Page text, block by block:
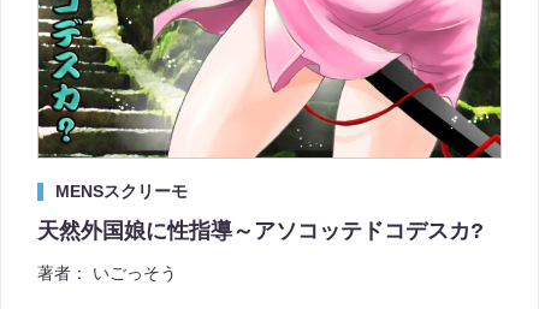
MENSスクリーモ
天然外国娘に性指導～アソコッテドコデスカ?
著者： いごっそう